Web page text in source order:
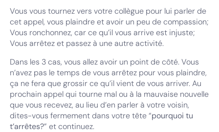
Vous vous tournez vers votre collègue pour lui parler de
cet appel, vous plaindre et avoir un peu de compassion;
Vous ronchonnez, car ce qu’il vous arrive est injuste;
Vous arrêtez et passez à une autre activité.
Dans les 3 cas, vous allez avoir un point de côté. Vous
n’avez pas le temps de vous arrêtez pour vous plaindre,
ça ne fera que grossir ce qu’il vient de vous arriver. Au
prochain appel qui tourne mal ou à la mauvaise nouvelle
que vous recevez, au lieu d’en parler à votre voisin,
dites-vous fermement dans votre tête “pourquoi tu
t’arrêtes?” et continuez.